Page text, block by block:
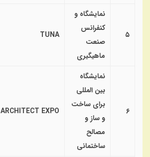
۵
نمایشگاه و
کنفرانس
صنعت
ماهیگیری
TUNA
۶
نمایشگاه
بین المللی
برای ساخت
و ساز و
مصالح
ساختمانی
ARCHITECT EXPO